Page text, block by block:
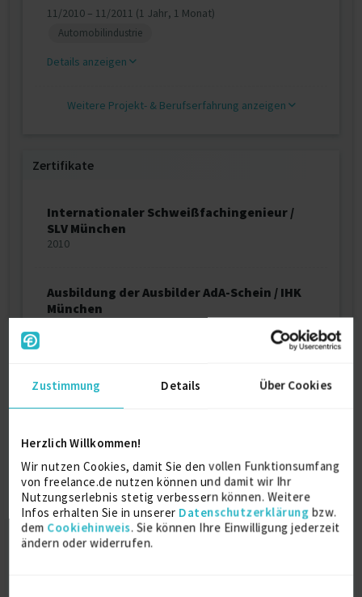
Zustimmung Details Über Cookies
Herzlich Willkommen!
Wir nutzen Cookies, damit Sie den vollen Funktionsumfang
von freelance.de nutzen können und damit wir Ihr
Nutzungserlebnis stetig verbessern können. Weitere
Infos erhalten Sie in unserer Datenschutzerklärung bzw.
dem Cookiehinweis. Sie können Ihre Einwilligung jederzeit
ändern oder widerrufen.
11/2010 – 11/2011 (1 Jahr, 1 Monat)
Automobilindustrie
Details anzeigen
Weitere Projekt‐ & Berufserfahrung anzeigen
Zertifikate
Internationaler Schweißfachingenieur /
SLV München
2010
Ausbildung der Ausbilder AdA-Schein / IHK
München
Ausbildung
Master of Business Administration and
MBA & Eng.
2017
Hochschule München